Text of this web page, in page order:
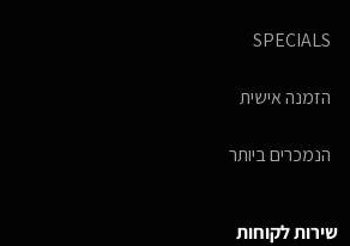
SPECIALS
הזמנה אישית
הנמכרים ביותר
שירות לקוחות